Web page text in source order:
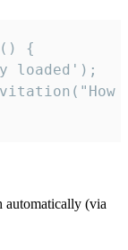
{
loaded');
automatically (via